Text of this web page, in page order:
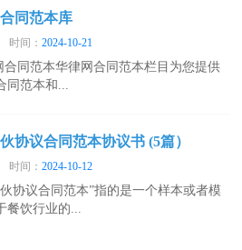
同范本库
时间：2024-10-21
合同范本华律网合同范本栏目为您提供
同范本和...
协议合同范本协议书 (5篇）
时间：2024-10-12
协议合同范本”指的是一个样本或者模
餐饮行业的...